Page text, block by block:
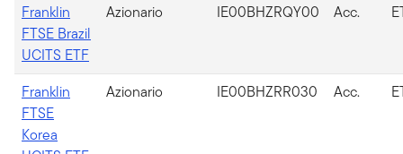
Franklin
FTSE Brazil
UCITS ETF
Azionario IE00BHZRQY00 Acc.
Franklin
FTSE
Korea
Azionario IE00BHZRR030 Acc.